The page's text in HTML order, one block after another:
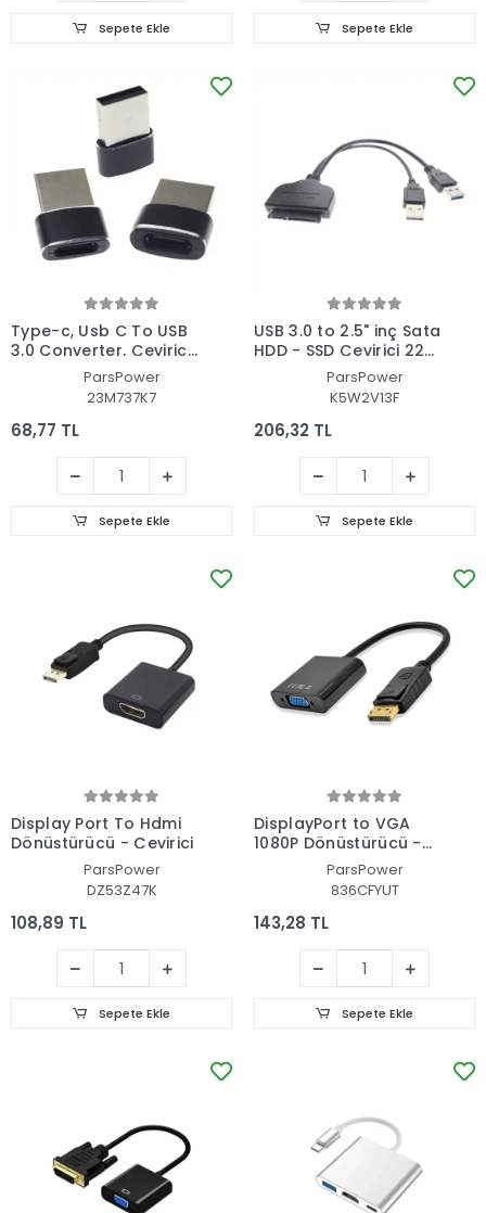
Sepete Ekle Sepete Ekle
Type-c, Usb C To USB
3.0 Converter, Çevirici
Jack - Adaptör Soketi
ParsPower
23M737K7
68,77 TL
Sepete Ekle
USB 3.0 to 2.5" inç Sata
HDD - SSD Çevirici 22
Pin Driver Veri Kablosu
ParsPower
K5W2V13F
206,32 TL
Sepete Ekle
Display Port To Hdmi
Dönüştürücü - Çevirici
ParsPower
DZ53Z47K
108,89 TL
Sepete Ekle
DisplayPort to VGA
1080P Dönüştürücü -
ParsPower
836CFYUT
143,28 TL
Sepete Ekle